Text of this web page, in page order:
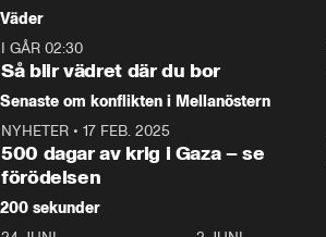
tonårsutvisningarna och hur
Moderaterna ska locka
väljare till valet i höst.
Väder
I GÅR 02:30
Så blir vädret där du bor
Senaste om konflikten i Mellanöstern
NYHETER • 17 FEB. 2025
500 dagar av krig i Gaza – se
förödelsen
200 sekunder